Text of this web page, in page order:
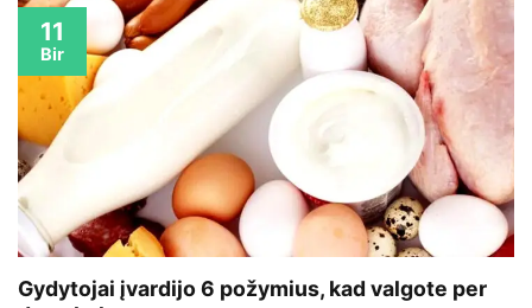
Gydytojai įvardijo 6 požymius, kad valgote per
11
Bir